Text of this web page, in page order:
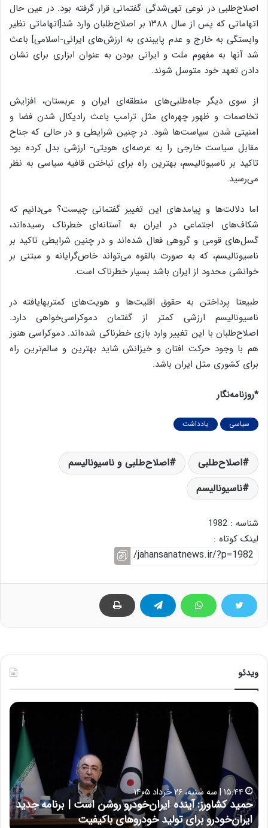
اصلاح‌طلبی در نوعی تهی‌شدگی گفتمانی قرار گرفته بود. در عین حال
اتهاماتی که پس از سال ۱۳۸۸ بر اصلاح‌طلبان وارد شد[اتهاماتی نظیر
وابستگی به خارج و عدم پایبندی به ارزش‌های ایرانی-اسلامی] باعث
شد آنها به مفهوم ملت و ایرانی بودن به عنوان ابزاری برای نشان
دادن تعهد خود متوسل شوند.
از سوی دیگر جاه‌طلبی‌های منطقه‌ای ایران و عربستان، افزایش
تخاصمات و ظهور چهره‌ای مثل ترامپ باعث رادیکال شدن فضا و
امنیتی شدن سیاست‌ها شود. در چنین شرایطی و در حالی که جناح
مقابل سیاست خارجی را به عرصه‌ای هویتی- ارزشی بدل کرده بود
تاکید بر ناسیونالیسم، بهترین راه برای نباختن قافیه سیاسی به نظر
می‌رسید.
اما دلالت‌ها و پیامدهای این تغییر گفتمانی چیست؟ می‌دانیم که
شکاف‌های اجتماعی در ایران به آستانه‌ای خطرناک رسیده‌اند،
گسل‌های قومی و گروهی فعال شده‌اند و در چنین شرایطی تاکید بر
ناسیونالیسم، که به صورت بالقوه می‌تواند خاص‌گرایانه و مبتنی بر
خوانشی محدود از ایران باشد بسیار خطرناک است.
طبیعتا پرداختن به حقوق اقلیت‌ها و هویت‌های کمتر‌بهایافته در
ناسیونالیسم ارزشی کمتر از گفتمان دموکراسی‌خواهی دارد.
اصلاح‌طلبان با این تغییر وارد بازی خطرناکی شده‌اند. دموکراسی هنوز
هم با وجود حرکت افتان و خیزانش شاید بهترین و سالم‌ترین راه
برای کشوری مثل ایران باشد.
*روزنامه‌نگار
سیاسی یادداشت
اصلاح‌طلبی
اصلاح‌طلبی و ناسیونالیسم
ناسیونالیسم
شناسه : 1982
لینک کوتاه :
ویدئو
ح
ش
ا
و
ر
ز
۱۵:۴۴ | سه شنبه، ۲۶ خرداد ۱۴۰۵
حمید کشاورز: آینده ایران‌خودرو روشن است | برنامه جدید
ایران‌خودرو برای تولید خودروهای باکیفیت